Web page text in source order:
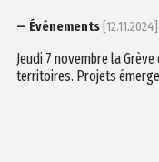
— Événements[12.11.2024]
Jeudi 7 novembre la
territoires. Projets